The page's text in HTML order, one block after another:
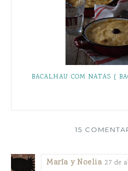
BACALHAU COM NATAS {
15
María y Noelia 27 de